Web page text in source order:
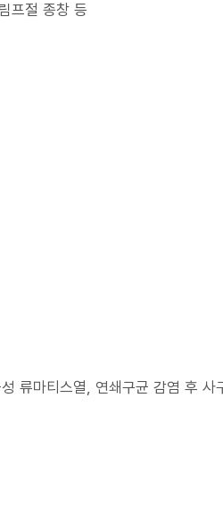
프절 종창 등
류마티스열, 연쇄구균 감염 후